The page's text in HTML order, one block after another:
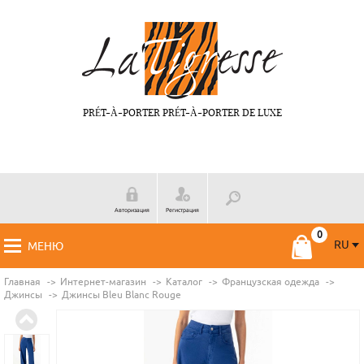
PRÉT-À-PORTER PRÉT-À-PORTER DE LUXE
Авторизация Регистрация
МЕНЮ
RU
Главная Интернет-магазин Каталог
Французская одежда
Джинсы
Джинсы Bleu Blanc Rouge